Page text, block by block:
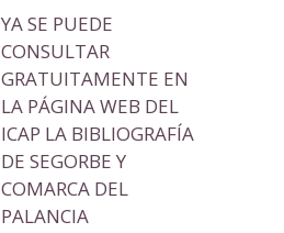
YA SE PUEDE
CONSULTAR
GRATUITAMENTE EN
LA PÁGINA WEB DEL
ICAP LA BIBLIOGRAFÍA
DE SEGORBE Y
COMARCA DEL
PALANCIA